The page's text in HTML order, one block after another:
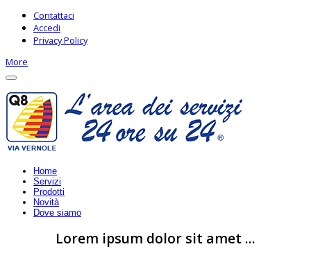
Contattaci
Accedi
Privacy Policy
More
Home
Servizi
Prodotti
Novità
Dove siamo
Lorem ipsum dolor sit amet ...